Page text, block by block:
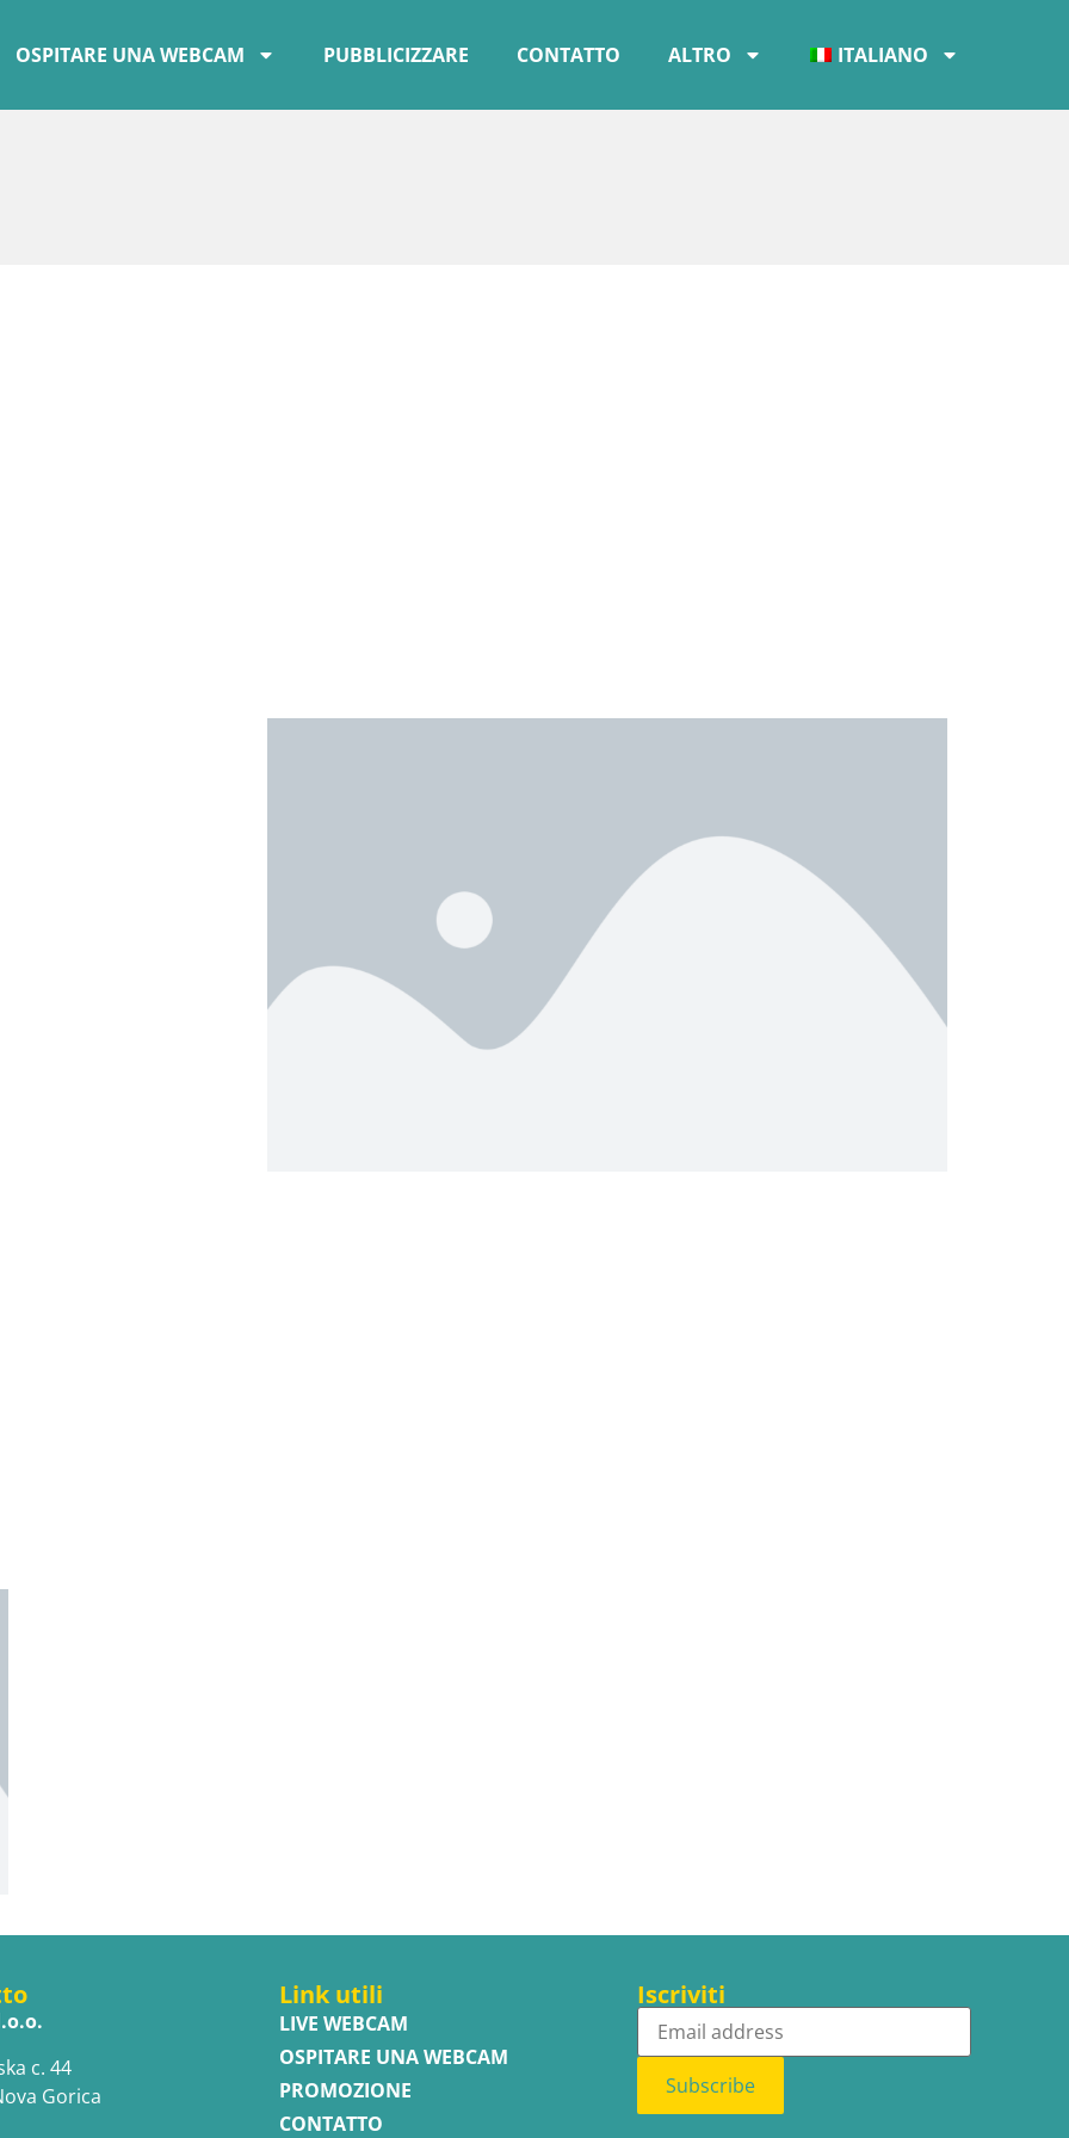
OSPITARE UNA WEBCAM PUBBLICIZZARE CONTATTO ALTRO ITALIANO
c. 44
Gorica
Link utili
LIVE WEBCAM
OSPITARE UNA WEBCAM
PROMOZIONE
CONTATTO
Iscriviti
Subscribe